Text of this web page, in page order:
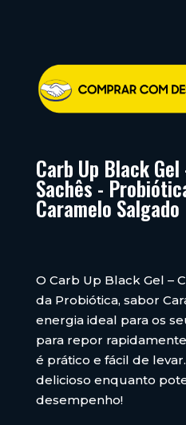
Carb Up Black
Sachês -
Caramelo Salgado
O Carb Up Black Gel –
da Probiótica, sabor
energia ideal para os
para repor
é prático e fácil de
delicioso enquanto
desempenho!